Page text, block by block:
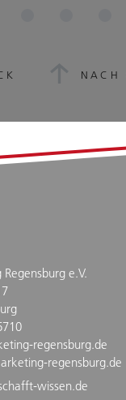
NACH
e.V.
regensburg.de
regensburg.de
wissen.de